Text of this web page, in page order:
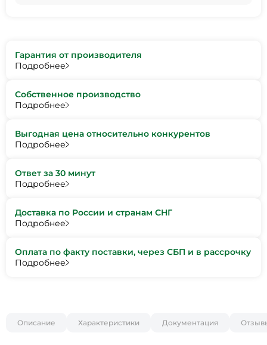
Гарантия от производителя
Подробнее
Собственное производство
Подробнее
Выгодная цена относительно конкурентов
Подробнее
Ответ за 30 минут
Подробнее
Доставка по России и странам СНГ
Подробнее
Оплата по факту поставки, через СБП и в рассрочку
Подробнее
Описание Характеристики Документация